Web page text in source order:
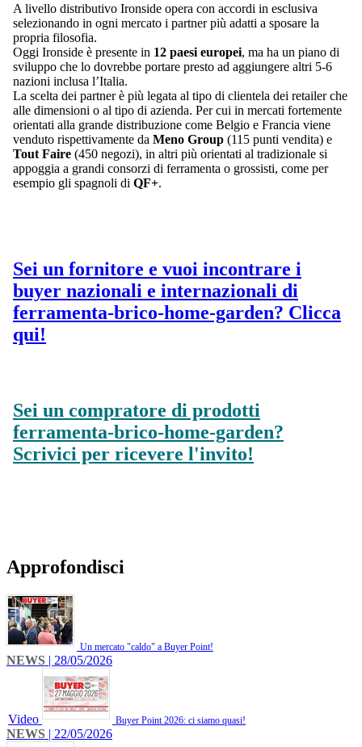
A livello distributivo Ironside opera con accordi in esclusiva
selezionando in ogni mercato i partner più adatti a sposare la
propria filosofia.
Oggi Ironside è presente in 12 paesi europei, ma ha un piano di
sviluppo che lo dovrebbe portare presto ad aggiungere altri 5-6
nazioni inclusa l’Italia.
La scelta dei partner è più legata al tipo di clientela dei retailer che
alle dimensioni o al tipo di azienda. Per cui in mercati fortemente
orientati alla grande distribuzione come Belgio e Francia viene
venduto rispettivamente da Meno Group (115 punti vendita) e
Tout Faire (450 negozi), in altri più orientati al tradizionale si
appoggia a grandi consorzi di ferramenta o grossisti, come per
esempio gli spagnoli di QF+.
Sei un fornitore e vuoi incontrare i
buyer nazionali e internazionali di
ferramenta-brico-home-garden? Clicca
qui!
Sei un compratore di prodotti
ferramenta-brico-home-garden?
Scrivici per ricevere l'invito!
Approfondisci
Un mercato "caldo" a Buyer Point!
NEWS | 28/05/2026
Video Buyer Point 2026: ci siamo quasi!
NEWS | 22/05/2026